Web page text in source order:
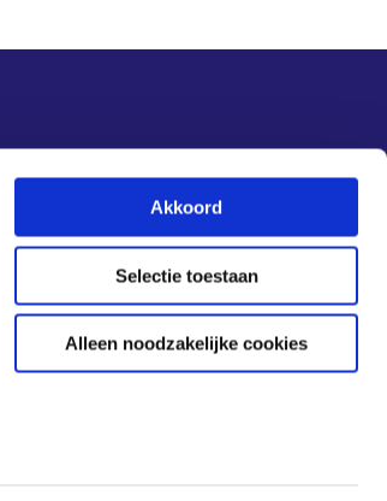
Akkoord
Selectie toestaan
Alleen noodzakelijke cookies
Nieuwsupdate
Inschrijven